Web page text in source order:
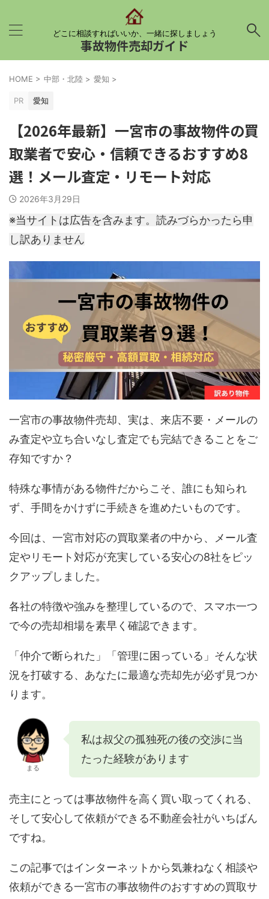
どこに相談すればいいか、一緒に探しましょう
事故物件売却ガイド
HOME > 中部・北陸 > 愛知 >
PR 愛知
【2026年最新】一宮市の事故物件の買
取業者で安心・信頼できるおすすめ8
選！メール査定・リモート対応
2026年3月29日
※当サイトは広告を含みます。読みづらかったら申
し訳ありません
一宮市の事故物件売却、実は、来店不要・メールの
み査定や立ち合いなし査定でも完結できることをご
存知ですか？
特殊な事情がある物件だからこそ、誰にも知られ
ず、手間をかけずに手続きを進めたいものです。
今回は、一宮市対応の買取業者の中から、メール査
定やリモート対応が充実している安心の8社をピッ
クアップしました。
各社の特徴や強みを整理しているので、スマホ一つ
で今の売却相場を素早く確認できます。
「仲介で断られた」「管理に困っている」そんな状
況を打破する、あなたに最適な売却先が必ず見つか
ります。
まる
私は叔父の孤独死の後の交渉に当
たった経験があります
売主にとっては事故物件を高く買い取ってくれる、
そして安心して依頼ができる不動産会社がいちばん
ですね。
この記事ではインターネットから気兼ねなく相談や
依頼ができる一宮市の事故物件のおすすめの買取サ